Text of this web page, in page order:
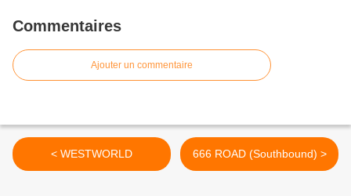
Commentaires
Ajouter un commentaire
< WESTWORLD 666 ROAD (Southbound) >